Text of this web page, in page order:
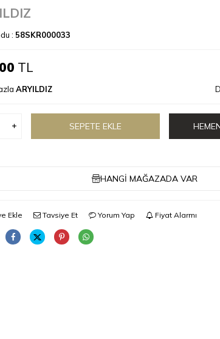
: 58SKR000033
TL
ARYILDIZ
SEPETE EKLE
HANGI MAĞAZADA VAR
Ekle Tavsiye Et Yorum Yap Fiyat Alarmı